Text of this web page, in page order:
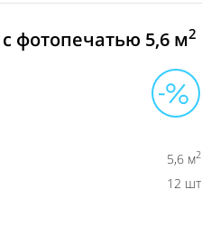
фотопечатью 5,6 м2
5,6 м2
12 шт